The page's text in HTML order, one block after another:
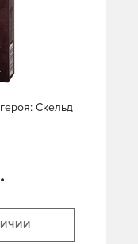
Скельд